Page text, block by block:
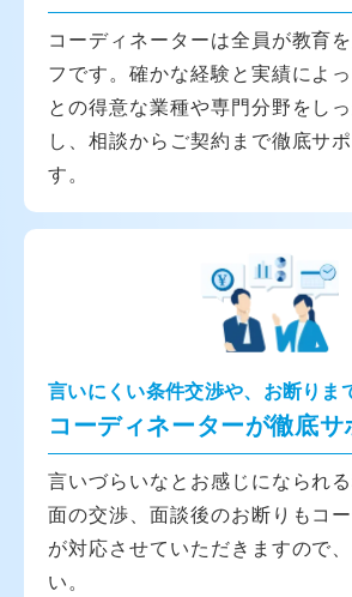
コーディネーターは全員が教育
フです。確かな経験と実績によ
との得意な業種や専門分野をし
し、相談からご契約まで徹底サ
す。
言いにくい条件交渉や、お断りま
コーディネーターが徹底サ
言いづらいなとお感じになられ
面の交渉、面談後のお断りもコ
が対応させていただきますので
い。